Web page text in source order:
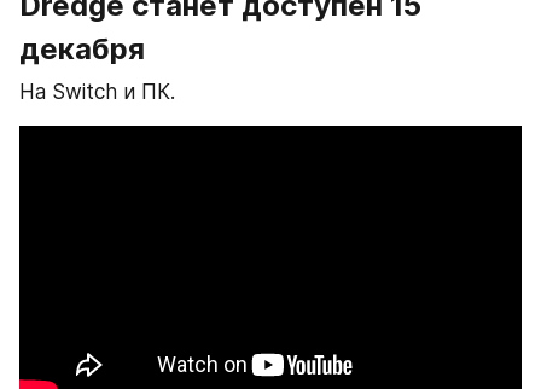
декабря
На Switch и ПК.